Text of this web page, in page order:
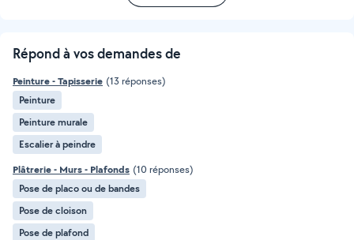
Répond à vos demandes de
Peinture - Tapisserie (13 réponses)
Peinture
Peinture murale
Escalier à peindre
Plâtrerie - Murs - Plafonds (10 réponses)
Pose de placo ou de bandes
Pose de cloison
Pose de plafond